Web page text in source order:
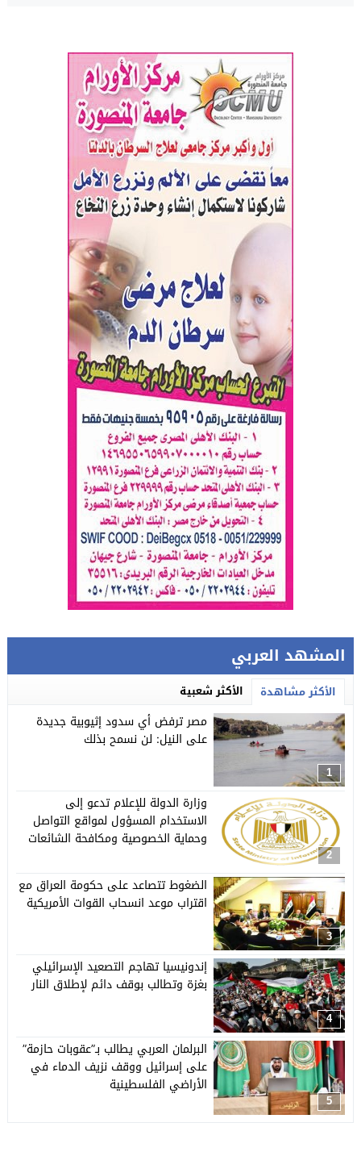
المشهد العربي
الأكثر مشاهدة الأكثر شعبية
1
مصر ترفض أي سدود إثيوبية جديدة
على النيل: لن نسمح بذلك
2
وزارة الدولة للإعلام تدعو إلى
الاستخدام المسؤول لمواقع التواصل
وحماية الخصوصية ومكافحة الشائعات
3
الضغوط تتصاعد على حكومة العراق مع
اقتراب موعد انسحاب القوات الأمريكية
4
إندونيسيا تهاجم التصعيد الإسرائيلي
بغزة وتطالب بوقف دائم لإطلاق النار
5
البرلمان العربي يطالب بـ”عقوبات حازمة”
على إسرائيل ووقف نزيف الدماء في
الأراضي الفلسطينية